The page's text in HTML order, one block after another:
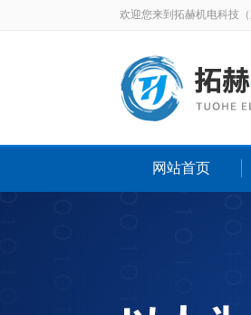
欢迎您来到拓赫机电科技
网站首页